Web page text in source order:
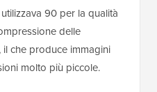
90 per la qualità
delle
che produce immagini
molto più piccole.